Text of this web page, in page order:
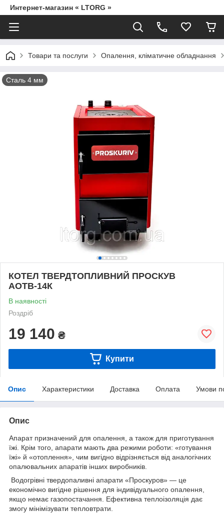
Интернет-магазин « LTORG »
Товари та послуги Опалення, кліматичне обладнання
Сталь 4 мм
КОТЕЛ ТВЕРДТОПЛИВНИЙ ПРОСКУВ
АОТВ-14К
В наявності
Роздріб
19 140 ₴
Купити
Опис Характеристики Доставка Оплата Умови
Опис
Апарат призначений для опалення, а також для приготування
їжі. Крім того, апарати мають два режими роботи: «готування
їжі» й «отоплення», чим вигідно відрізняється від аналогічних
опалювальних апаратів інших виробників.
Водогрівні твердопаливні апарати «Проскуров» — це
економічно вигідне рішення для індивідуального опалення,
якщо немає газопостачання. Ефективна теплоізоляція дає
змогу мінімізувати тепловтрати.